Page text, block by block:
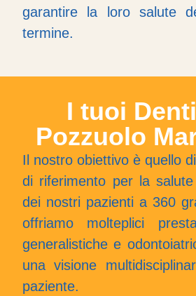
garantire la loro salute
termine.
I tuoi
Pozzuolo
Il nostro obiettivo è quello
di riferimento per la
dei nostri pazienti a 360
offriamo molteplici
generalistiche e
una visione
paziente.